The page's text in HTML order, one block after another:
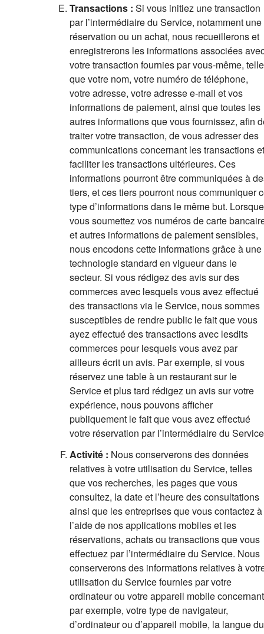
Transactions : Si vous initiez une transaction
par l’intermédiaire du Service, notamment une
réservation ou un achat, nous recueillerons et
enregistrerons les informations associées
votre transaction fournies par vous-même,
que votre nom, votre numéro de téléphone,
votre adresse, votre adresse e-mail et vos
informations de paiement, ainsi que toutes les
autres informations que vous fournissez, afin
traiter votre transaction, de vous adresser des
communications concernant les transactions et
faciliter les transactions ultérieures. Ces
informations pourront être communiquées à
tiers, et ces tiers pourront nous communiquer
type d’informations dans le même but. Lorsque
vous soumettez vos numéros de carte
et autres informations de paiement sensibles,
nous encodons cette informations grâce à une
technologie standard en vigueur dans le
secteur. Si vous rédigez des avis sur des
commerces avec lesquels vous avez effectué
des transactions via le Service, nous sommes
susceptibles de rendre public le fait que vous
ayez effectué des transactions avec lesdits
commerces pour lesquels vous avez par
ailleurs écrit un avis. Par exemple, si vous
réservez une table à un restaurant sur le
Service et plus tard rédigez un avis sur votre
expérience, nous pouvons afficher
publiquement le fait que vous avez effectué
votre réservation par l’intermédiaire du
Activité : Nous conserverons des données
relatives à votre utilisation du Service, telles
que vos recherches, les pages que vous
consultez, la date et l’heure des consultations
ainsi que les entreprises que vous contactez à
l’aide de nos applications mobiles et les
réservations, achats ou transactions que vous
effectuez par l’intermédiaire du Service. Nous
conserverons des informations relatives à
utilisation du Service fournies par votre
ordinateur ou votre appareil mobile
par exemple, votre type de navigateur,
d’ordinateur ou d’appareil mobile, la langue du